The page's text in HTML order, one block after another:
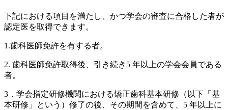
下記における項目を満たし、かつ学会の審査に合格した者が
認定医を取得できます。
1.歯科医師免許を有する者。
2. 歯科医師免許取得後、引き続き5 年以上の学会会員である
者。
3．学会指定研修機関における矯正歯科基本研修（以下「基
本研修」という）修了の後、その期間を含めて、5 年以上に